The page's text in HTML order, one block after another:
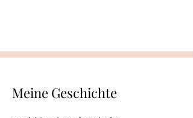
Meine Geschichte